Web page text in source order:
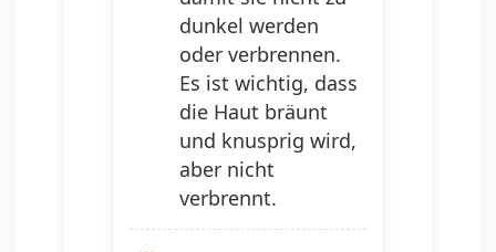
dunkel werden
oder verbrennen.
Es ist wichtig, dass
die Haut bräunt
und knusprig wird,
aber nicht
verbrennt.